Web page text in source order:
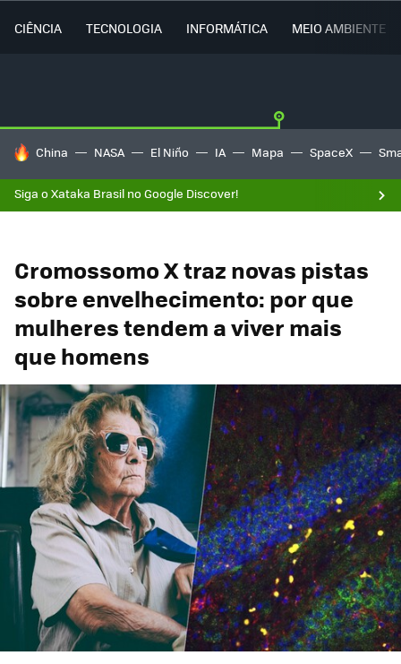
CIÊNCIA TECNOLOGIA INFORMÁTICA MEIO AMBIENTE
TENDÊNCIAS DO DIA
China NASA El Niño IA Mapa SpaceX
Siga o Xataka Brasil no Google Discover!
Cromossomo X traz novas pistas
sobre envelhecimento: por que
mulheres tendem a viver mais
que homens